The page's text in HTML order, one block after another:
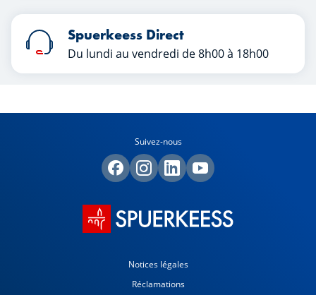
Spuerkeess Direct
Du lundi au vendredi de 8h00 à 18h00
Suivez-nous
Notices légales
Réclamations